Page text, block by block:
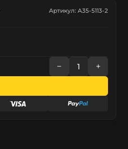
Артикул: A35-5113-2
− +